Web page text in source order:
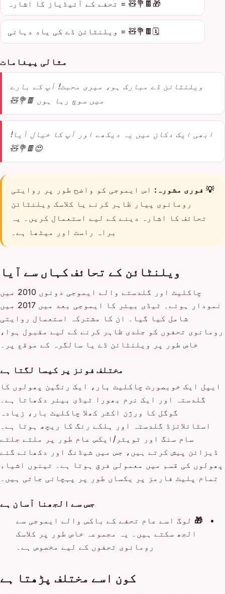
🎁🍫💐🧸 = تحفے کے آئیڈیاز کا اشارہ
🗓️🍫💐🧸 = ویلنٹائن ڈے کی یاد دہانی
مثالی پیغامات
ویلنٹائن ڈے مبارک ہو، میری محبت! آپ کے بارے
میں سوچ رہا ہوں 🍫💐🧸
ابھی ایک دکان میں یہ دیکھے اور آپ کا خیال آیا!
😍🍫💐🧸
💡 فوری مشورہ: اس ایموجی کو واضح طور پر روایتی
رومانوی پیار ظاہر کرنے یا کلاسک ویلنٹائن
تحائف کا اشارہ دینے کے لیے استعمال کریں۔ یہ
براہ راست اور میٹھا ہے۔
ویلنٹائن کے تحائف کہاں سے آیا
چاکلیٹ اور گلدستے والے ایموجی دونوں 2010 میں
نمودار ہوئے۔ ٹیڈی بیئر کا ایموجی بعد میں 2017 میں
شامل کیا گیا۔ ان کا مشترکہ استعمال روایتی
رومانوی تحفوں کو جلدی ظاہر کرنے کے لیے مقبول ہوا،
خاص طور پر ویلنٹائن ڈے یا سالگرہ کے موقع پر۔
مختلف فونز پر کیسا لگتا ہے
ایپل ایک خوبصورت چاکلیٹ بار، ایک رنگین پھولوں کا
گلدستہ اور ایک نرم بھورا ٹیڈی بیئر دکھاتا ہے۔
گوگل کا ورژن اکثر کھلا چاکلیٹ بار، زیادہ
اسٹائلائزڈ گلدستہ اور ہلکے رنگ کا ریچھ ہوتا ہے۔
سام سنگ اور ٹویٹر/ایکس عام طور پر ملتے جلتے
ڈیزائن پیش کرتے ہیں، جس میں شیڈنگ اور دکھائے گئے
پھولوں کی قسم میں معمولی فرق ہوتا ہے۔ تینوں اشیاء
تمام پلیٹ فارمز پر یکساں طور پر پہچانی جاتی ہیں۔
جس سے الجھنا آسان ہے
🎁 لوگ اسے عام تحفے کے باکس والے ایموجی سے
الجھ سکتے ہیں۔ یہ مجموعہ خاص طور پر کلاسک
رومانوی تحفوں کے لیے مخصوص ہے۔
کون اسے مختلف پڑھتا ہے